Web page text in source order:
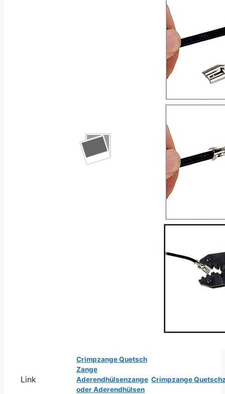
Link
Crimpzange Quetsch
Zange
Aderendhülsenzange
oder Aderendhülsen
Crimpzange